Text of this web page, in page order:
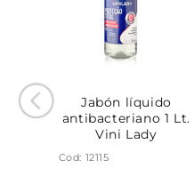
Jabón líquido
antibacteriano 1 Lt.
Vini Lady
Cod: 12115